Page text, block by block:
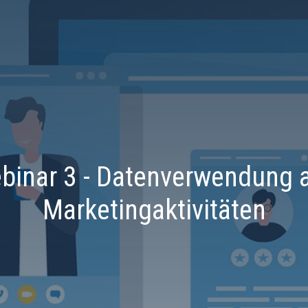
3 - Datenverwendung
Marketingaktivitäten